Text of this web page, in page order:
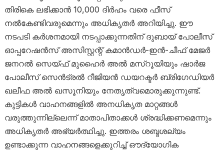
തിരികെ ലഭിക്കാൻ 10,000 ദിർഹം വരെ ഫീസ്
നൽകേണ്ടിവരുമെന്നും അധികൃതർ അറിയിച്ചു. ഈ
നടപടി കർശനമായി നടപ്പാക്കുന്നതിന് ദുബായ് പോലീസ്
ഓപ്പറേഷൻസ് അസിസ്റ്റന്റ് കമാൻഡർ-ഇൻ-ചീഫ് മേജർ
ജനറൽ സെയ്ഫ് മുഹൈർ അൽ മസ്‌റൂയിയും ഷാർജ
പോലീസ് സെൻട്രൽ റീജിയൻ ഡയറക്ടർ ബ്രിഗേഡിയർ
ഖലീഫ അൽ ഖസൂനിയും നേതൃത്വമൊരുക്കുന്നുണ്ട്.
കുട്ടികൾ വാഹനങ്ങളിൽ അനധികൃത മാറ്റങ്ങൾ
വരുത്തുന്നില്ലെന്ന് മാതാപിതാക്കൾ ശ്രദ്ധിക്കണമെന്നും
അധികൃതർ അഭ്യർത്ഥിച്ചു. ഇത്തരം ശബ്ദശല്യം
ഉണ്ടാക്കുന്ന വാഹനങ്ങളെക്കുറിച്ച് ഔദ്യോഗിക